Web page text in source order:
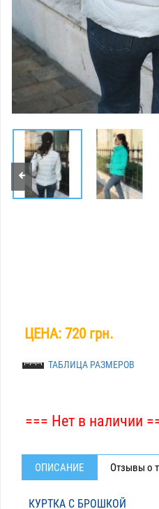
ЦЕНА: 720 грн.
ТАБЛИЦА РАЗМЕРОВ
=== Нет в наличии
ОПИСАНИЕ Отзывы о
КУРТКА С БРОШКОЙ